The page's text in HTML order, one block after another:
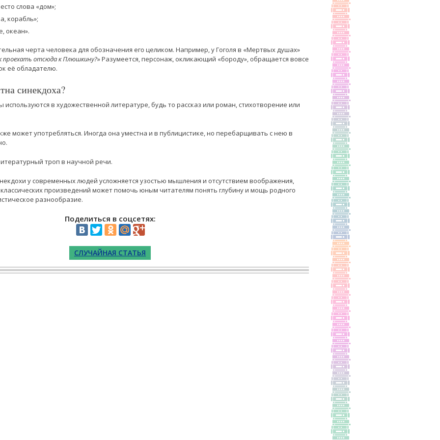
слова «дом»;
корабль»;
океан».
черта человека для обозначения его целиком. Например, у Гоголя в «Мертвых душах»
проехать отсюда к Плюшкину?» Разумеется, персонаж, окликающий «бороду», обращается вовсе
её обладателю.
синекдоха?
в художественной литературе, будь то рассказ или роман, стихотворение или
может употребляться. Иногда она уместна и в публицистике, но перебарщивать с нею в
троп в научной речи.
у современных людей усложняется узостью мышления и отсутствием воображения,
произведений может помочь юным читателям понять глубину и мощь родного
разнообразие.
Поделиться в соцсетях:
СЛУЧАЙНАЯ СТАТЬЯ